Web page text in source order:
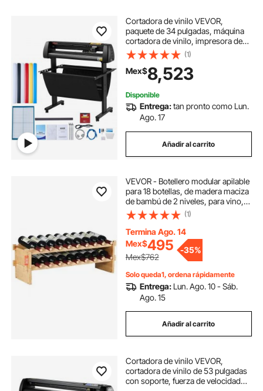
Cortadora de vinilo VEVOR,
paquete de 34 pulgadas, máquina
cortadora de vinilo, impresora de
vinilo manual, cortadora de plotter
con pantalla LCD, corte de letreros
con software Signmaster para
diseño y corte, con suministros y
herramientas
(1)
Mex$8,523
Disponible
Entrega:tan pronto como Lun.
Ago. 17
Añadir al carrito
VEVOR - Botellero modular apilable
para 18 botellas, de madera maciza
de bambú de 2 niveles, para vino,
expositor independiente, para
cocina, bar y bodega (color natural)
(1)
Termina Ago. 14
Mex$495
Mex$762
-35%
Solo queda1, ordena rápidamente
Entrega: Lun. Ago. 10 - Sáb.
Ago. 15
Añadir al carrito
Cortadora de vinilo VEVOR,
cortadora de vinilo de 53 pulgadas
con soporte, fuerza de velocidad